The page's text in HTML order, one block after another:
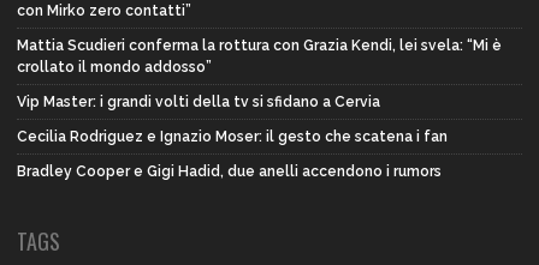
con Mirko zero contatti”
Mattia Scudieri conferma la rottura con Grazia Kendi, lei svela: “Mi è
crollato il mondo addosso”
Vip Master: i grandi volti della tv si sfidano a Cervia
Cecilia Rodriguez e Ignazio Moser: il gesto che scatena i fan
Bradley Cooper e Gigi Hadid, due anelli accendono i rumors
TAGS